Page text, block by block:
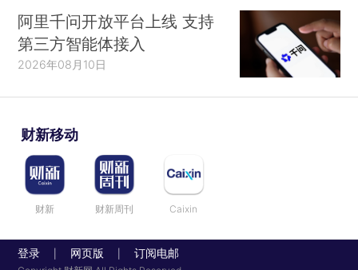
阿里千问开放平台上线 支持
第三方智能体接入
2026年08月10日
财新移动
财新 财新周刊 Caixin
登录 网页版 订阅电邮